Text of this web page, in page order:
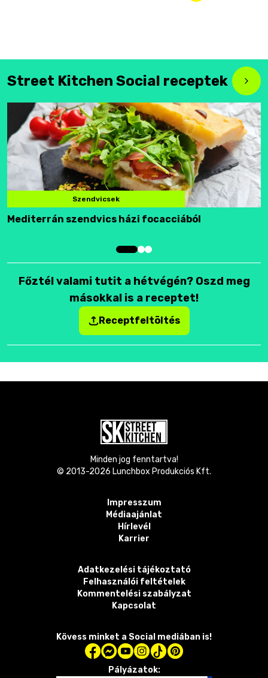
Street Kitchen Social receptek
Szendvicsek
Mediterrán szendvics házi focacciából
Főztél valami tutit a hétvégén? Oszd meg
másokkal is a receptet!
Receptfeltöltés
Minden jog fenntartva!
© 2013-2026 Lunchbox Produkciós Kft.
Impresszum
Médiaajánlat
Hírlevél
Karrier
Adatkezelési tájékoztató
Felhasználói feltételek
Kommentelési szabályzat
Kapcsolat
Kövess minket a Social mediában is!
Pályázatok: